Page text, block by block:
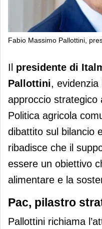
Fabio Massimo Pallottini,
Italmercati
termine per la
Il presidente di
Pallottini, evidenzia
approccio strategico
Politica agricola
dibattito sul bilancio
ribadisce che il
essere un obiettivo
alimentare e la
Pac, pilastro
Pallottini richiama